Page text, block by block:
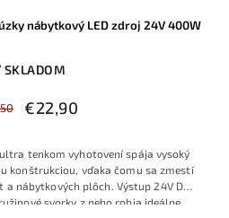
nábytkový LED zdroj 24V 400W
SKLADOM
€22,90
tenkom vyhotovení spája vysoký
konštrukciou, vďaka čomu sa zmestí
nábytkových plôch. Výstup 24V DC,
svorky z neho robia ideálne